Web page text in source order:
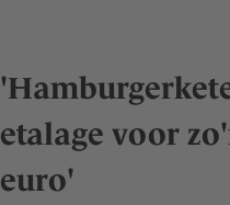
etalage voor
euro'